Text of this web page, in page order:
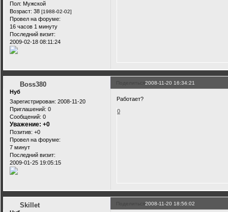
Пол: Мужской
Возраст: 38 [1988-02-02]
Провел на форуме:
16 часов 1 минуту
Последний визит:
2009-02-18 08:11:24
Поделиться2008-11-20 16:34:21
Boss380
Нуб
Зарегистрирован: 2008-11-20
Приглашений: 0
Сообщений: 0
Уважение: +0
Позитив: +0
Провел на форуме:
7 минут
Последний визит:
2009-01-25 19:05:15
Работает?
0
Поделиться2008-11-20 18:56:02
Skillet